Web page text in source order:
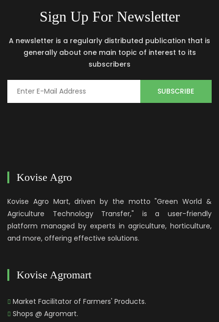
Sign Up For Newsletter
A newsletter is a regularly distributed publication that is
generally about one main topic of interest to its
subscribers
Kovise Agro
Kovise Agro Mart, driven by the motto "Green World &
Agriculture Technology Transfer," is a user-friendly
platform managed by experts in agriculture, horticulture,
and more, offering effective solutions.
Kovise Agromart
Market Facilitator of Farmers' Products.
Shops @ Agromart.